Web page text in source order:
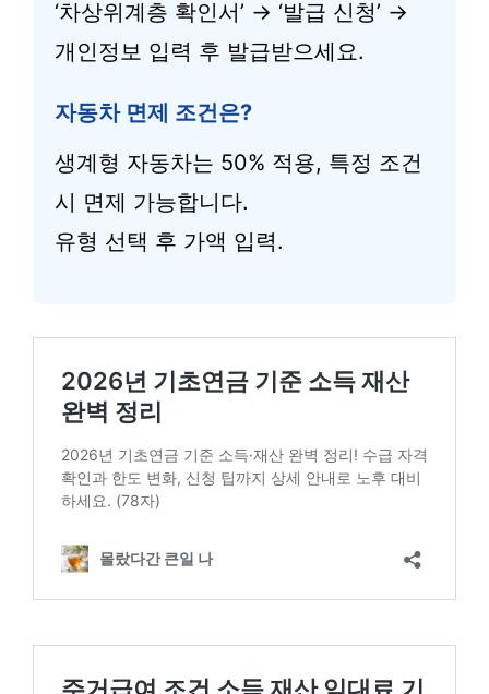
‘차상위계층 확인서’ → ‘발급 신청’ →
개인정보 입력 후 발급받으세요.
자동차 면제 조건은?
생계형 자동차는 50% 적용, 특정 조건
시 면제 가능합니다.
유형 선택 후 가액 입력.